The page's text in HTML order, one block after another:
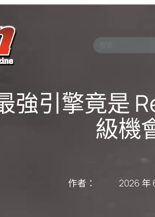
強引擎竟是
級機
作者： 2026 年